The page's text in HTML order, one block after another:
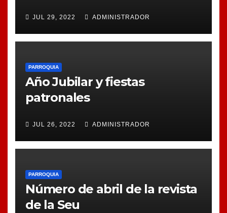
JUL 29, 2022 ADMINISTRADOR
PARROQUIA
Año Jubilar y fiestas
patronales
JUL 26, 2022 ADMINISTRADOR
PARROQUIA
Número de abril de la revista
de la Seu